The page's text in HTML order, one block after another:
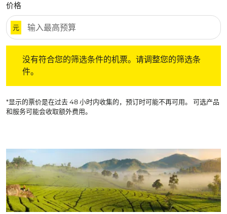
价格
元
没有符合您的筛选条件的机票。请调整您的筛选条
件。
*显示的票价是在过去 48 小时内收集的，预订时可能不再可用。 可选产品
和服务可能会收取额外费用。